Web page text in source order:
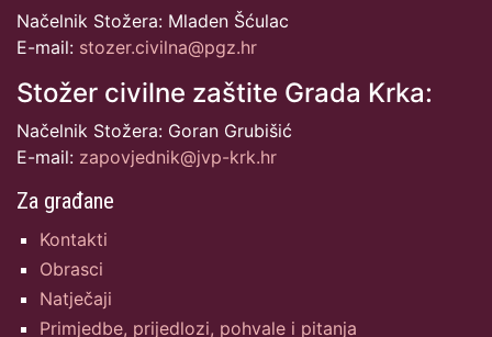
Načelnik Stožera: Mladen Šćulac
E-mail: stozer.civilna@pgz.hr
Stožer civilne zaštite Grada Krka:
Načelnik Stožera: Goran Grubišić
E-mail: zapovjednik@jvp-krk.hr
Za građane
Kontakti
Obrasci
Natječaji
Primjedbe, prijedlozi, pohvale i pitanja